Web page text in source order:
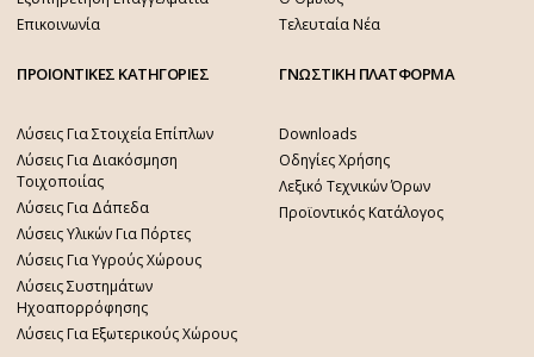
Επικοινωνία
Τελευταία Νέα
ΠΡΟΙΟΝΤΙΚΕΣ ΚΑΤΗΓΟΡΙΕΣ
Λύσεις Για Στοιχεία Επίπλων
Λύσεις Για Διακόσμηση
Τοιχοποιίας
Λύσεις Για Δάπεδα
Λύσεις Υλικών Για Πόρτες
Λύσεις Για Υγρούς Χώρους
Λύσεις Συστημάτων
Ηχοαπορρόφησης
Λύσεις Για Εξωτερικούς Χώρους
ΓΝΩΣΤΙΚΗ ΠΛΑΤΦΟΡΜΑ
Downloads
Οδηγίες Χρήσης
Λεξικό Τεχνικών Όρων
Προϊοντικός Κατάλογος